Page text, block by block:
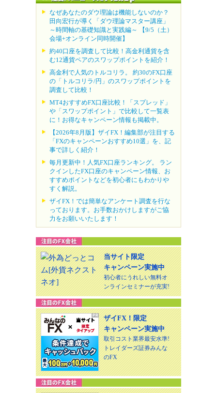
なぜあなたのダウ理論は機能しないのか？
田向宏行が導く「ダウ理論マスター講座」
～時間軸の基礎知識と実践編～ 【9/5（土）
会場+オンライン同時開催】
約40口座を調査して比較！高金利通貨を含
む12通貨ペアのスワップポイントを紹介！
高金利で人気のトルコリラ。 約30のFX口座
の「トルコリラ/円」のスワップポイントを
調査して比較！
MT4おすすめFX口座比較！「スプレッド」
や「スワップポイント」で比較して一覧表
に！お得なキャンペーン情報も掲載中。
【2026年8月版】ザイFX！編集部が注目する
「FXのキャンペーンおすすめ10選」を、記
事で詳しく紹介！
毎月更新中！人気FX口座ランキング。 ラン
クインしたFX口座のキャンペーン情報、お
すすめポイントなどを初心者にもわかりや
すく解説。
ザイFX！では簡単なアンケート調査を行な
っております。お手数おかけしますがご協
力をお願いいたします！
当サイト限定
キャンペーン実施中
初心者にうれしい無料オ
ンラインセミナーが充実!
ザイFX！限定
キャンペーン実施中
取引コスト業界最安水準!
トレイダーズ証券みんな
のFX